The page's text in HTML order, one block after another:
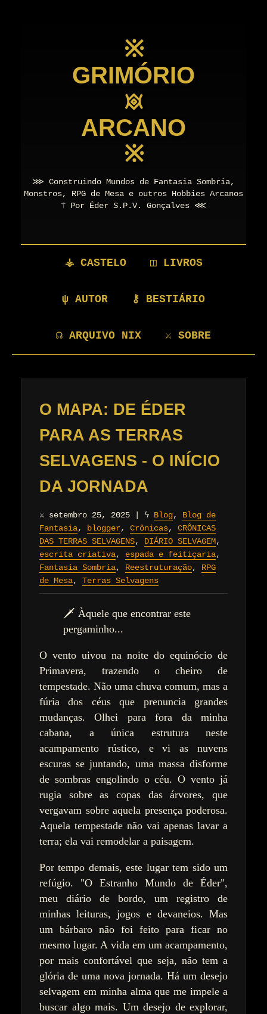
※
GRIMÓRIO
𖥜
ARCANO
※
⋙ Construindo Mundos de Fantasia Sombria,
Monstros, RPG de Mesa e outros Hobbies Arcanos
⚚ Por Éder S.P.V. Gonçalves ⋘
⚶ CASTELO ◫ LIVROS
ψ AUTOR ⚷ BESTIÁRIO
☊ ARQUIVO NIX ⚔ SOBRE
O MAPA: DE ÉDER
PARA AS TERRAS
SELVAGENS - O INÍCIO
DA JORNADA
⚔ setembro 25, 2025 ϟ Blog, Blog de
Fantasia, blogger, Crônicas, CRÔNICAS
DAS TERRAS SELVAGENS, DIÁRIO SELVAGEM,
escrita criativa, espada e feitiçaria,
Fantasia Sombria, Reestruturação, RPG
de Mesa, Terras Selvagens
🗡️ Àquele que encontrar este
pergaminho...
O vento uivou na noite do equinócio de
Primavera, trazendo o cheiro de
tempestade. Não uma chuva comum, mas a
fúria dos céus que prenuncia grandes
mudanças. Olhei para fora da minha
cabana, a única estrutura neste
acampamento rústico, e vi as nuvens
escuras se juntando, uma massa disforme
de sombras engolindo o céu. O vento já
rugia sobre as copas das árvores, que
vergavam sobre aquela presença poderosa.
Aquela tempestade não vai apenas lavar a
terra; ela vai remodelar a paisagem.
Por tempo demais, este lugar tem sido um
refúgio. "O Estranho Mundo de Éder",
meu diário de bordo, um registro de
minhas leituras, jogos e devaneios. Mas
um bárbaro não foi feito para ficar no
mesmo lugar. A vida em um acampamento,
por mais confortável que seja, não tem a
glória de uma nova jornada. Há um desejo
selvagem em minha alma que me impele a
buscar algo mais. Um desejo de explorar,